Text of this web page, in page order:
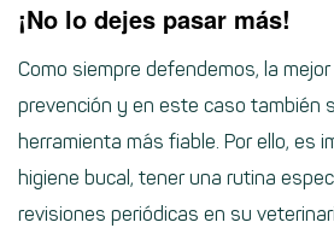
¡No lo dejes pasar más!
Como siempre defendemos, la
prevención y en este caso también
herramienta más fiable. Por ello, es
higiene bucal, tener una rutina
revisiones periódicas en su